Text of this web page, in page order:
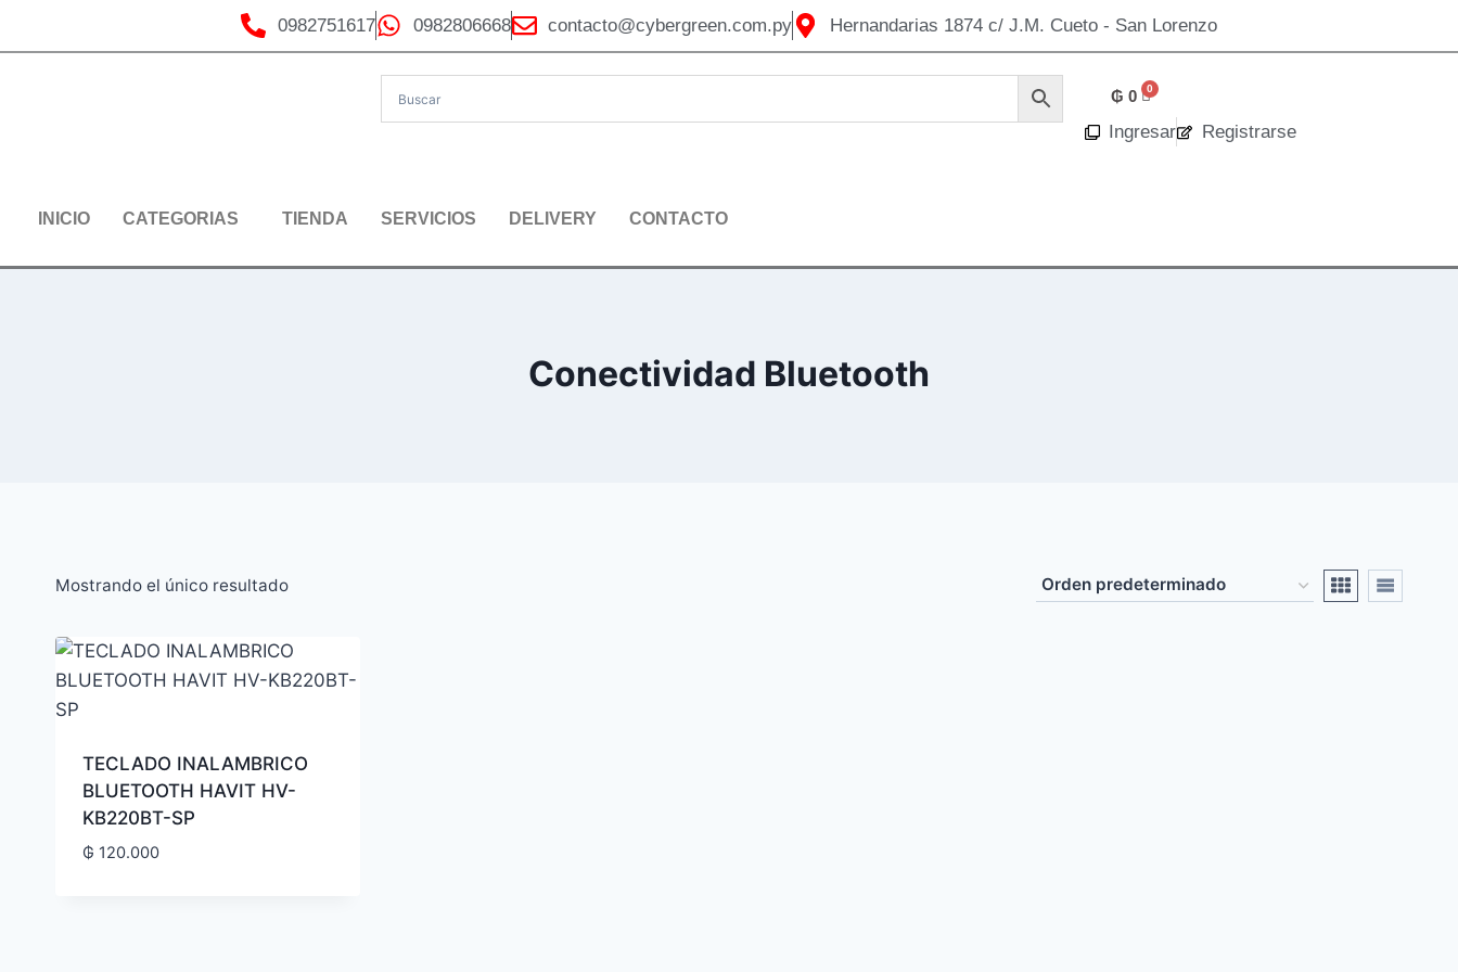
0982751617 0982806668 contacto@cybergreen.com.py Hernandarias 1874 c/ J.M. Cueto - San Lorenzo
₲ 0
Ingresar Registrarse
INICIO CATEGORIAS TIENDA SERVICIOS DELIVERY CONTACTO
Conectividad Bluetooth
Mostrando el único resultado
TECLADO INALAMBRICO
BLUETOOTH HAVIT HV-
KB220BT-SP
₲ 120.000